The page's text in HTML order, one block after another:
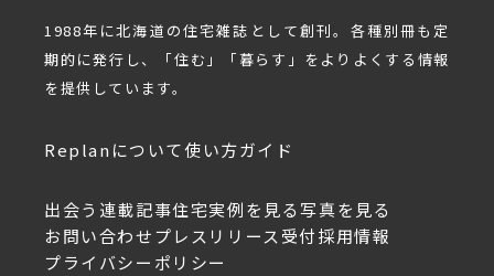
1988年に北海道の住宅雑誌として創刊。各種別冊も定
期的に発行し、「住む」「暮らす」をよりよくする情報
を提供しています。
Replanについて使い方ガイド
出会う 連載記事住宅実例を見る写真を見る
お問い合わせ プレスリリース受付採用情報
プライバシーポリシー